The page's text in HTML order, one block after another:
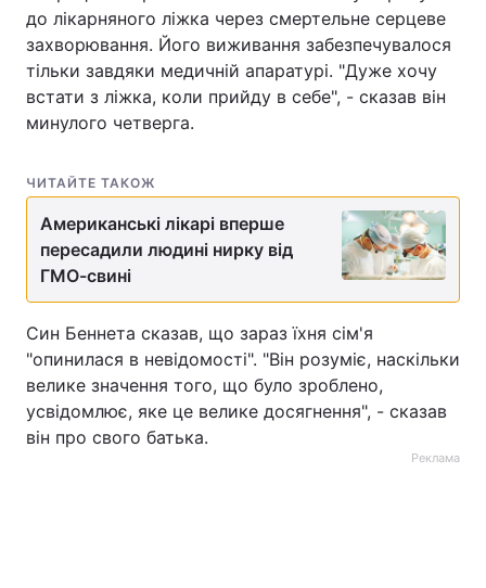
до лікарняного ліжка через смертельне серцеве
захворювання. Його виживання забезпечувалося
тільки завдяки медичній апаратурі. "Дуже хочу
встати з ліжка, коли прийду в себе", - сказав він
минулого четверга.
ЧИТАЙТЕ ТАКОЖ
Американські лікарі вперше
пересадили людині нирку від
ГМО-свині
Син Беннета сказав, що зараз їхня сім'я
"опинилася в невідомості". "Він розуміє, наскільки
велике значення того, що було зроблено,
усвідомлює, яке це велике досягнення", - сказав
він про свого батька.
Реклама